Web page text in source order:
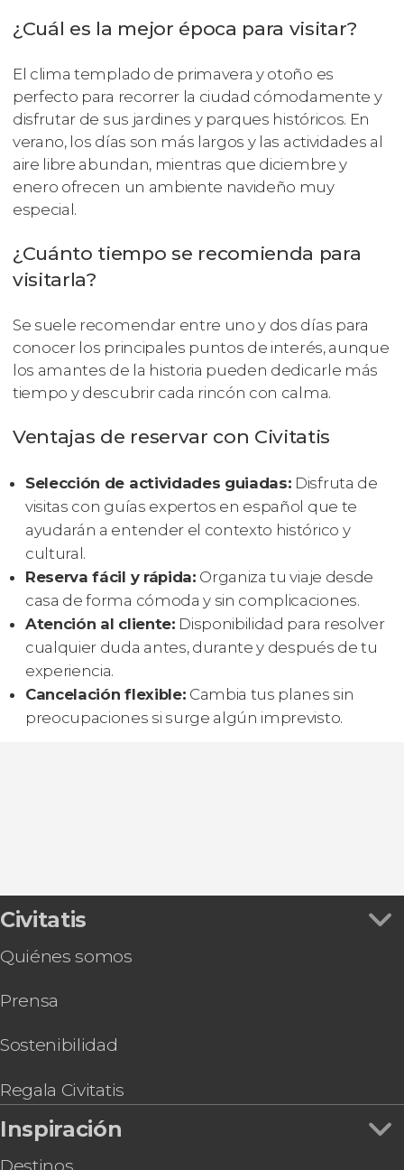
¿Cuál es la mejor época para visitar?
El clima templado de primavera y otoño es
perfecto para recorrer la ciudad cómodamente y
disfrutar de sus jardines y parques históricos. En
verano, los días son más largos y las actividades al
aire libre abundan, mientras que diciembre y
enero ofrecen un ambiente navideño muy
especial.
¿Cuánto tiempo se recomienda para
visitarla?
Se suele recomendar entre uno y dos días para
conocer los principales puntos de interés, aunque
los amantes de la historia pueden dedicarle más
tiempo y descubrir cada rincón con calma.
Ventajas de reservar con Civitatis
Selección de actividades guiadas: Disfruta de
visitas con guías expertos en español que te
ayudarán a entender el contexto histórico y
cultural.
Reserva fácil y rápida: Organiza tu viaje desde
casa de forma cómoda y sin complicaciones.
Atención al cliente: Disponibilidad para resolver
cualquier duda antes, durante y después de tu
experiencia.
Cancelación flexible: Cambia tus planes sin
preocupaciones si surge algún imprevisto.
Civitatis
Quiénes somos
Prensa
Sostenibilidad
Regala Civitatis
Inspiración
Destinos